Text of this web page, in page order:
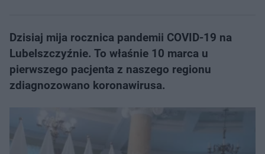
Dzisiaj mija rocznica pandemii COVID-19 na
Lubelszczyźnie. To właśnie​ 10 marca u
pierwszego pacjenta z naszego regionu
zdiagnozowano koronawirusa.